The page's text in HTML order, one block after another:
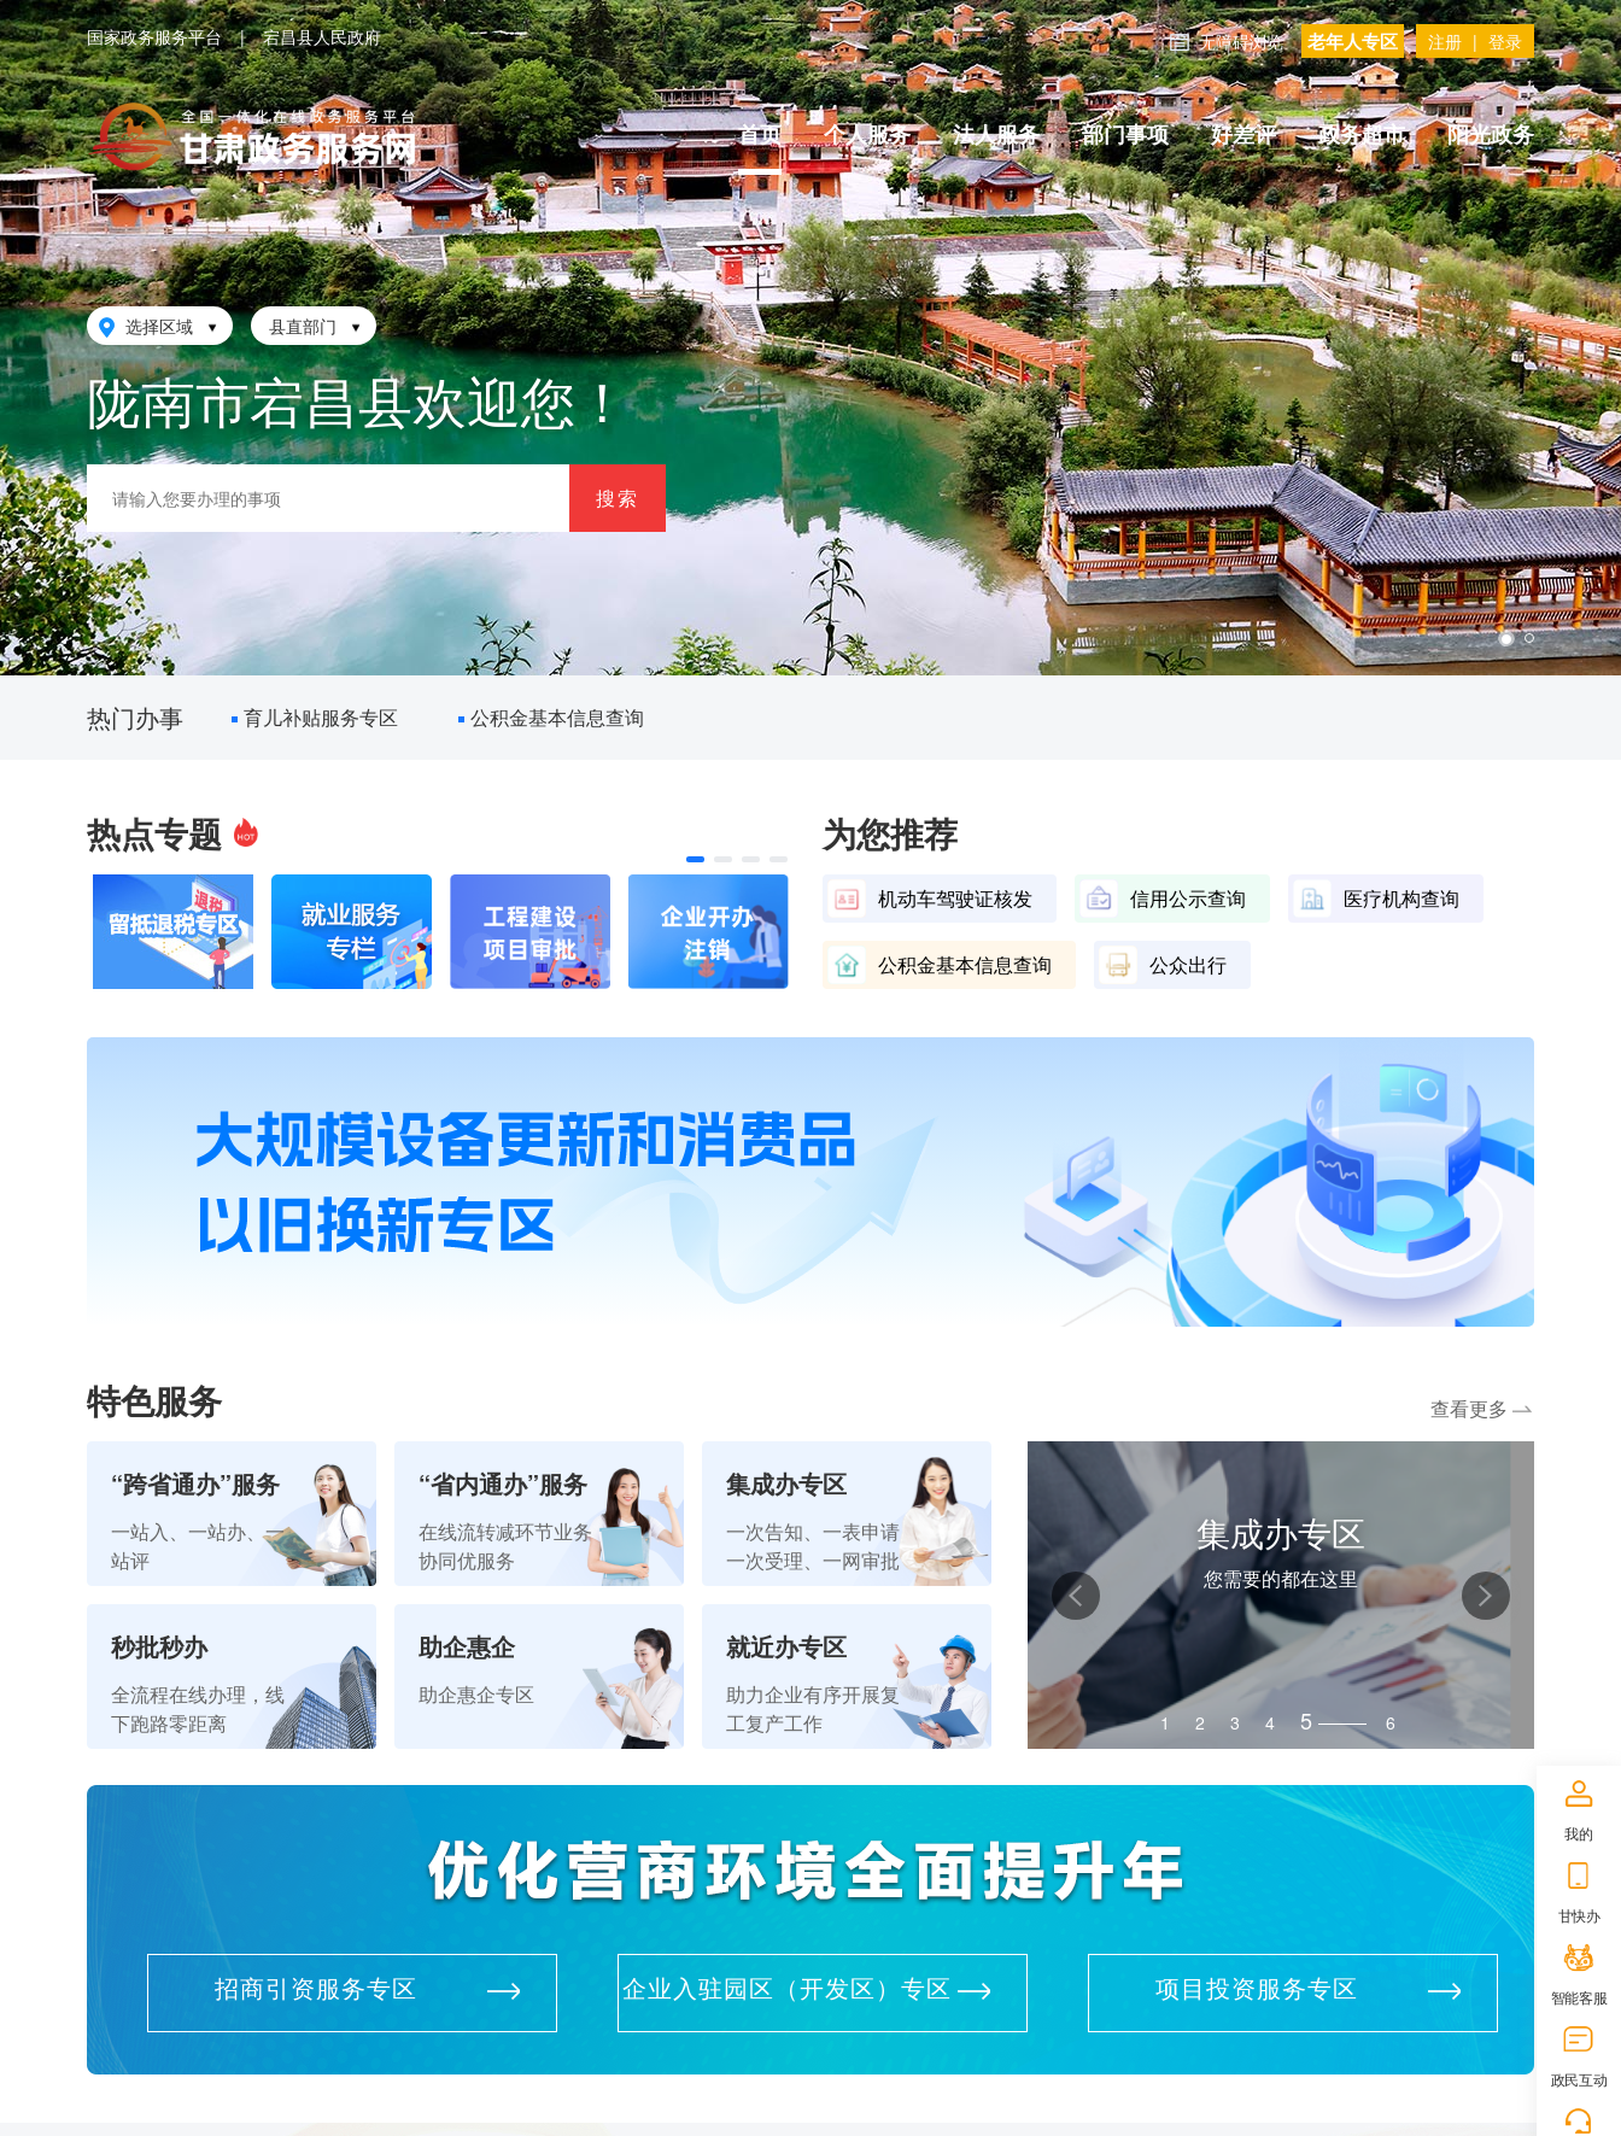
国家政务服务平台 | 宕昌县人民政府 无障碍浏览 老年人专区 注册 | 登录
首页 个人服务 法人服务 部门事项 好差评 政务超市 阳光政务
选择区域 县直部门
陇南市宕昌县欢迎您！
热门办事 育儿补贴服务专区 公积金基本信息查询
为您推荐
机动车驾驶证核发 信用公示查询 医疗机构查询
公积金基本信息查询 公众出行
热点专题
特色服务 查看更多
“跨省通办”服务
一站入、一站办、一
站评
“省内通办”服务
在线流转减环节业务
协同优服务
集成办专区
一次告知、一表申请
一次受理、一网审批
秒批秒办
全流程在线办理，线
下跑路零距离
助企惠企
助企惠企专区
就近办专区
助力企业有序开展复
工复产工作
视频导办
短视频+政务服务
营商环境
政策稳定、竞争公平、服务
集成办专区
您需要的都在这里
1 2 3 4 5 6
招商引资服务专区 企业入驻园区（开发区）专区 项目投资服务专区
我的
甘快办
智能客服
政民互动